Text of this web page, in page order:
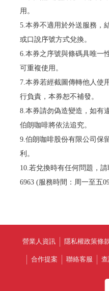
用。
5.本券不適用於外送服務，
或口說序號方式兌換。
6.本券之序號與條碼具唯一
可重複使用。
7.本券若經截圖傳轉他人使
行負責，本券恕不補發。
8.本券請勿偽造變造，如有
伯朗咖啡將依法追究。
9.伯朗咖啡股份有限公司保
利。
10.若兌換時有任何問題，
6963 (服務時間：周一至五
營業人資訊 隱私權政策條
合作提案 聯絡客服 查